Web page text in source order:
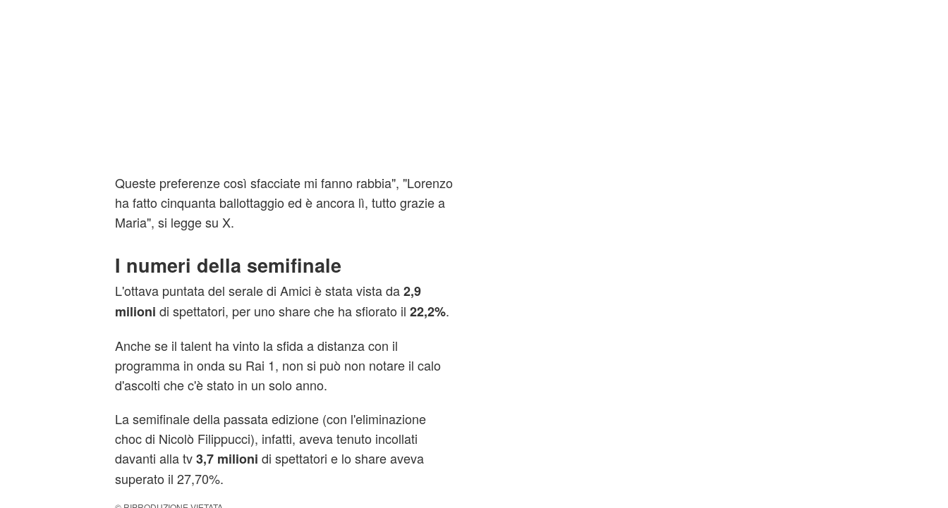
Queste preferenze così sfacciate mi fanno rabbia", "Lorenzo
ha fatto cinquanta ballottaggio ed è ancora lì, tutto grazie a
Maria", si legge su X.
I numeri della semifinale
L'ottava puntata del serale di Amici è stata vista da2,9
milioni di spettatori, per uno share che ha sfiorato il 22,2%.
Anche se il talent ha vinto la sfida a distanza con il
programma in onda su Rai 1, non si può non notare il calo
d'ascolti che c'è stato in un solo anno.
La semifinale della passata edizione (con l'eliminazione
choc di Nicolò Filippucci), infatti, aveva tenuto incollati
davanti alla tv3,7 milioni di spettatori e lo share aveva
superato il 27,70%.